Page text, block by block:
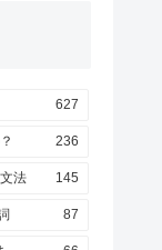
627
236
文法 145
87